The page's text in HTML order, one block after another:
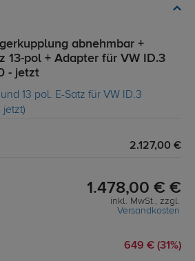
abnehmbar +
13-pol + Adapter für VW ID.3
- jetzt
2.127,00 €
1.478,00 € €
inkl. MwSt., zzgl.
Versandkosten
649 € (31%)